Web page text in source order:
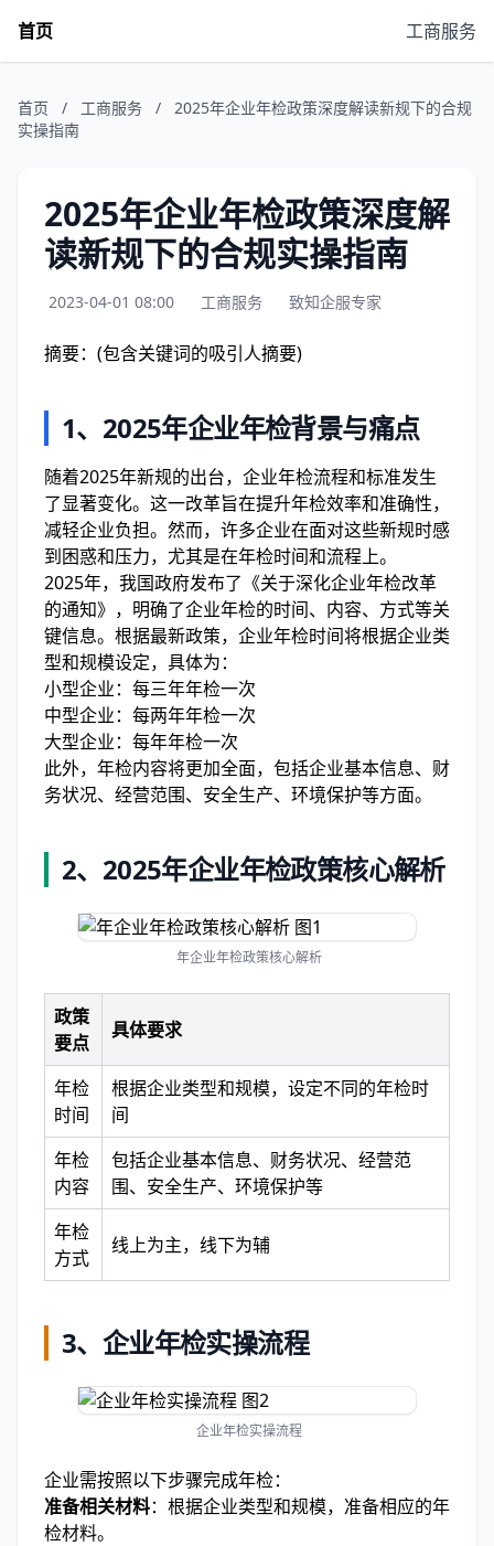
首页 工商服务
首页 / 工商服务 /
2025年企业年检政策深度解读新规下的合规
实操指南
2025年企业年检政策深度解
读新规下的合规实操指南
2023-04-01 08:00 工商服务 致知企服专家
摘要：(包含关键词的吸引人摘要)
1、 2025年企业年检背景与痛点
随着2025年新规的出台，企业年检流程和标准发生
了显著变化。这一改革旨在提升年检效率和准确性，
减轻企业负担。然而，许多企业在面对这些新规时感
到困惑和压力，尤其是在年检时间和流程上。
2025年，我国政府发布了《关于深化企业年检改革
的通知》，明确了企业年检的时间、内容、方式等关
键信息。根据最新政策，企业年检时间将根据企业类
型和规模设定，具体为：
小型企业：每三年年检一次
中型企业：每两年年检一次
大型企业：每年年检一次
此外，年检内容将更加全面，包括企业基本信息、财
务状况、经营范围、安全生产、环境保护等方面。
2、 2025年企业年检政策核心解析
年企业年检政策核心解析
政策
要点
具体要求
年检
时间
根据企业类型和规模，设定不同的年检时
间
年检
内容
包括企业基本信息、财务状况、经营范
围、安全生产、环境保护等
年检
方式
线上为主，线下为辅
3、 企业年检实操流程
企业年检实操流程
企业需按照以下步骤完成年检：
准备相关材料：根据企业类型和规模，准备相应的年
检材料。